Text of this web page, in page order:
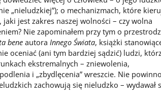
„nieludzkiej”); o mechanizmach, które
jest zakres naszej wolności – czy wolna
Nie zapominałem przy tym o
bene autora Innego Świata, książki
oceniać (ani tym bardziej sądzić) ludzi,
ekstremalnych – zniewolenia,
i „zbydlęcenia” wreszcie. Nie powinno
zachowują się nieludzko – wydawał